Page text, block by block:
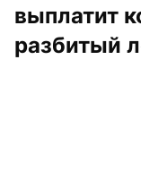
выплатит
разбитый